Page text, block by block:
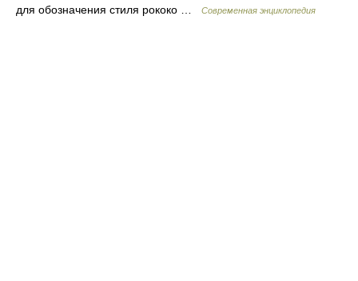
для обозначения стиля рококо …
Современная энциклопедия